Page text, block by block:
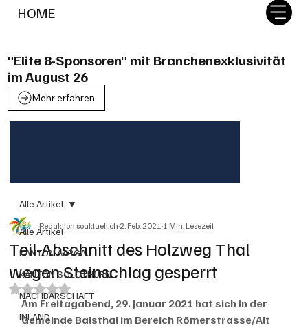
HOME
"Elite 8-Sponsoren" mit Branchenexklusivität
im August 26
Mehr erfahren
Alle Artikel
KANTON AARGAU
KANTON SOLOTHURN
NACHBARSCHAFT
INLAND
Alle Artikel
Teil-Abschnitt des Holzweg Thal
wegen Steinschlag gesperrt
Redaktion soaktuell.ch2. Feb. 20211 Min. Lesezeit
Mit NaN von 5 Sternen bewertet.
Am Freitagabend, 29. Januar 2021 hat sich in der
Gemeinde Balsthal im Bereich Römerstrasse/Alt